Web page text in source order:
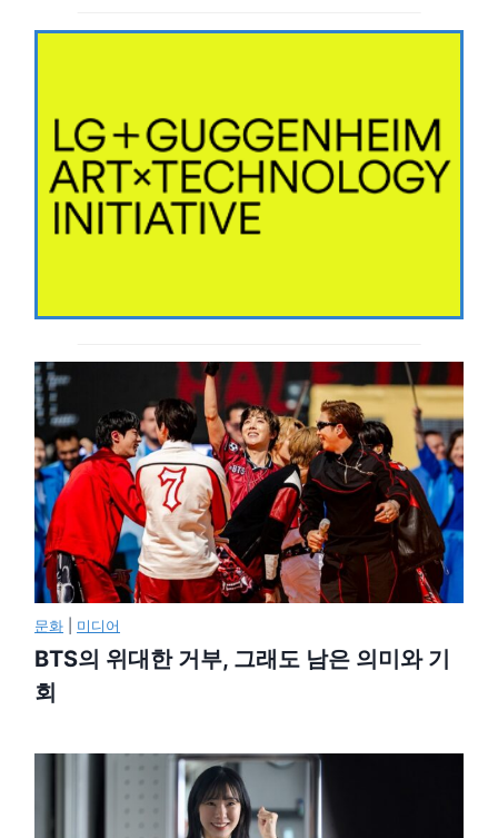
문화 미디어
BTS의 위대한 거부, 그래도 남은 의미와 기
회